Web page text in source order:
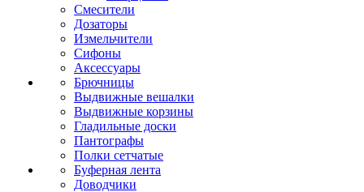
Смесители
Дозаторы
Измельчители
Сифоны
Аксессуары
Брючницы
Выдвижные вешалки
Выдвижные корзины
Гладильные доски
Пантографы
Полки сетчатые
Буферная лента
Доводчики